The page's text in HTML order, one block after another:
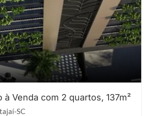
à Venda com 2 quartos, 137m²
SC